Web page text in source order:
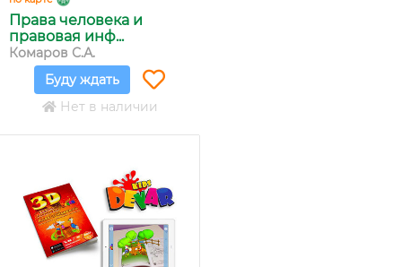
Права человека и
правовая инф...
Комаров С.А.
Буду ждать
Нет в наличии